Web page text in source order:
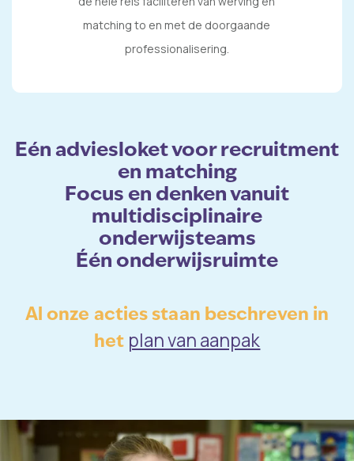
matching to en met de doorgaande
professionalisering.
Eén adviesloket voor recruitment
en matching
Focus en denken vanuit
multidisciplinaire
onderwijsteams
Één onderwijsruimte
Al onze acties staan beschreven in
het plan van aanpak